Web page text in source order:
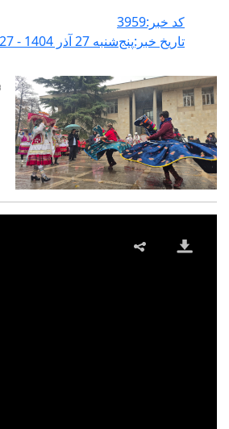
کد خبر:3959
تاریخ خبر:پنج‌شنبه 27 آذر 1404 - 14:27